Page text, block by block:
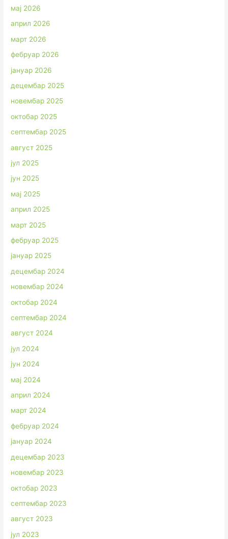
мај 2026
април 2026
март 2026
фебруар 2026
јануар 2026
децембар 2025
новембар 2025
октобар 2025
септембар 2025
август 2025
јул 2025
јун 2025
мај 2025
април 2025
март 2025
фебруар 2025
јануар 2025
децембар 2024
новембар 2024
октобар 2024
септембар 2024
август 2024
јул 2024
јун 2024
мај 2024
април 2024
март 2024
фебруар 2024
јануар 2024
децембар 2023
новембар 2023
октобар 2023
септембар 2023
август 2023
јул 2023